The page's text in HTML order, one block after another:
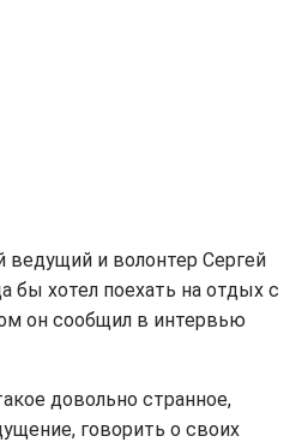
ведущий и волонтер Сергей
бы хотел поехать на отдых с
он сообщил в интервью
довольно странное,
говорить о своих